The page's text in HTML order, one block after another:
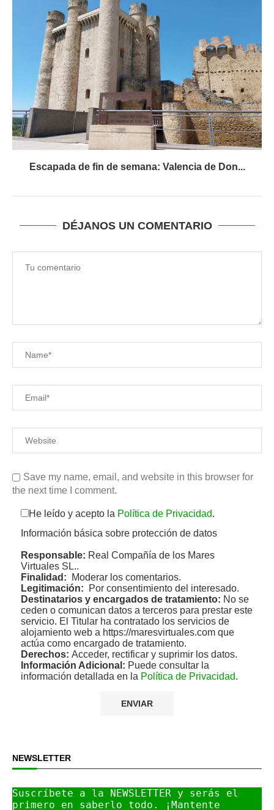
Escapada de fin de semana: Valencia de Don...
DÉJANOS UN COMENTARIO
Save my name, email, and website in this browser for
the next time I comment.
He leído y acepto la Política de Privacidad.
Información básica sobre protección de datos
Responsable: Real Compañía de los Mares
Virtuales SL..
Finalidad: Moderar los comentarios.
Legitimación: Por consentimiento del interesado.
Destinatarios y encargados de tratamiento: No se
ceden o comunican datos a terceros para prestar este
servicio. El Titular ha contratado los servicios de
alojamiento web a https://maresvirtuales.com que
actúa como encargado de tratamiento.
Derechos: Acceder, rectificar y suprimir los datos.
Información Adicional: Puede consultar la
información detallada en la Política de Privacidad.
NEWSLETTER
Suscríbete a la NEWSLETTER y serás el
primero en saberlo todo. ¡Mantente